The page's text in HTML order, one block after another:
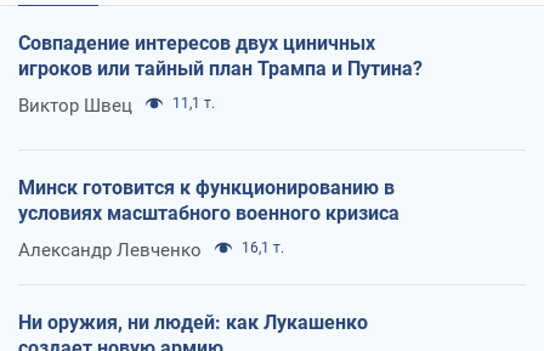
Совпадение интересов двух циничных
игроков или тайный план Трампа и Путина?
Виктор Швец 11,1 т.
Минск готовится к функционированию в
условиях масштабного военного кризиса
Александр Левченко 16,1 т.
Ни оружия, ни людей: как Лукашенко